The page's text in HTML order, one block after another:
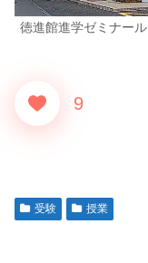
徳進館進学ゼミナール
9
受験 授業